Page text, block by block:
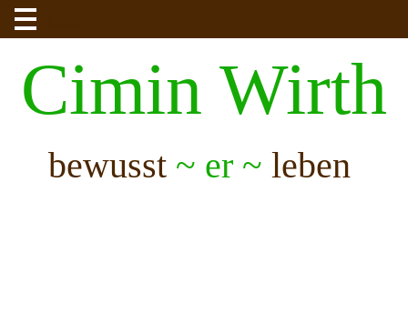
Cimin Wirth
bewusst ~ er ~ leben